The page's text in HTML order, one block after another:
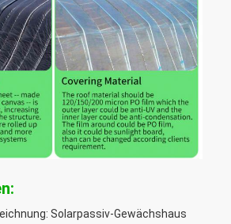
Solarpassiv-Gewächshaus